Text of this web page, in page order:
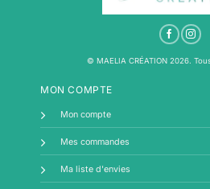
© MAELIA CRÉATION 2026.
MON COMPTE
Mon compte
Mes commandes
Ma liste d'envies